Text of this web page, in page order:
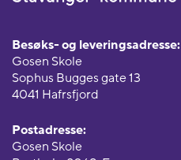
Besøks- og leveringsadresse:
Gosen Skole
Sophus Bugges gate 13
4041 Hafrsfjord
Postadresse:
Gosen Skole